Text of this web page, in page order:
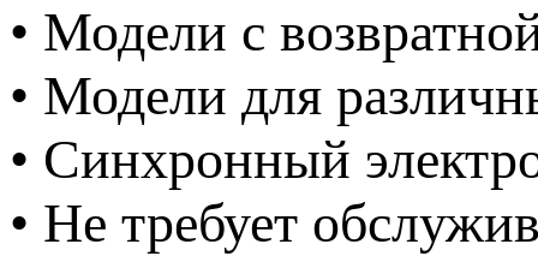
• Модели с
• Модели для
• Синхронный
• Не требует